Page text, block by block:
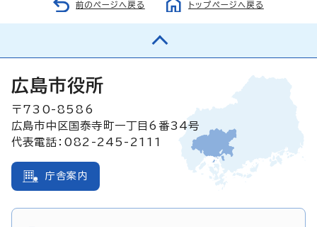
前のページへ戻る トップページへ戻る
広島市役所
〒730-8586
広島市中区国泰寺町一丁目6番34号
代表電話：082-245-2111
庁舎案内